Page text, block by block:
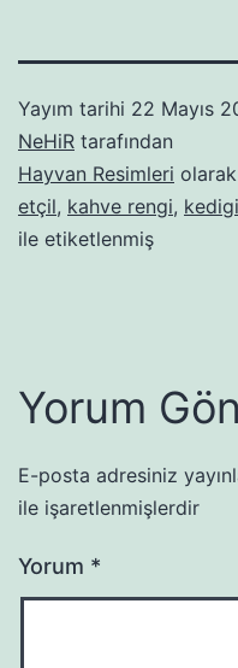
Yayım tarihi 22 Mayıs
NeHiR tarafından
Hayvan Resimleri olarak
etçil, kahve rengi,
ile etiketlenmiş
Yorum
E-posta adresiniz
ile işaretlenmişlerdir
Yorum *